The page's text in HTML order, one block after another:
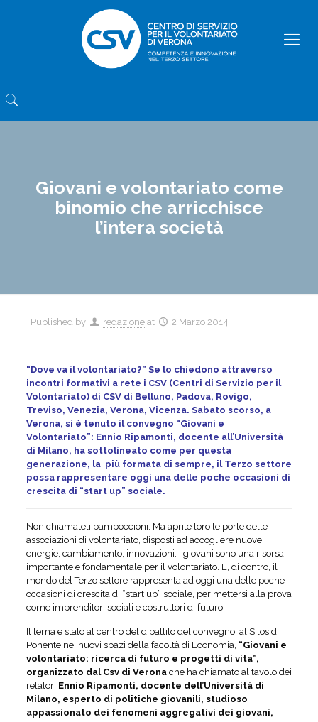
Giovani e volontariato come
binomio che arricchisce
l’intera società
Published by redazione at 2 Marzo 2014
“Dove va il volontariato?” Se lo chiedono attraverso
incontri formativi a rete i CSV (Centri di Servizio per il
Volontariato) di CSV di Belluno, Padova, Rovigo,
Treviso, Venezia, Verona, Vicenza. Sabato scorso, a
Verona, si è tenuto il convegno “Giovani e
Volontariato”: Ennio Ripamonti, docente all’Università
di Milano, ha sottolineato come per questa
generazione, la più formata di sempre, il Terzo settore
possa rappresentare oggi una delle poche occasioni di
crescita di “start up” sociale.
Non chiamateli bamboccioni. Ma aprite loro le porte delle
associazioni di volontariato, disposti ad accogliere nuove
energie, cambiamento, innovazioni. I giovani sono una risorsa
importante e fondamentale per il volontariato. E, di contro, il
mondo del Terzo settore rappresenta ad oggi una delle poche
occasioni di crescita di “start up” sociale, per mettersi alla prova
come imprenditori sociali e costruttori di futuro.
Il tema è stato al centro del dibattito del convegno, al Silos di
Ponente nei nuovi spazi della facoltà di Economia, “Giovani e
volontariato: ricerca di futuro e progetti di vita”,
organizzato dal Csv di Verona che ha chiamato al tavolo dei
relatori Ennio Ripamonti, docente dell’Università di
Milano, esperto di politiche giovanili, studioso
appassionato dei fenomeni aggregativi dei giovani,